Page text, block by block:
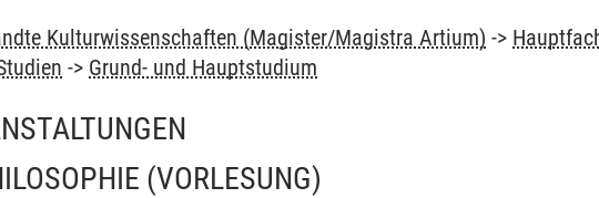
Kulturwissenschaften (Magister/Magistra Artium) ->
-> Grund- und Hauptstudium
(VORLESUNG)